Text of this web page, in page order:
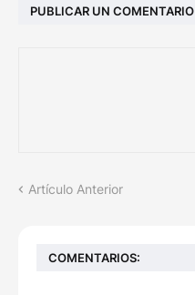
PUBLICAR UN COMENTARIO
Artículo Anterior
COMENTARIOS: